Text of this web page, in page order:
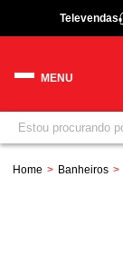
Televendas
Home Banheiros